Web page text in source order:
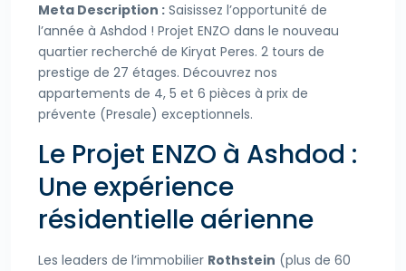
Meta Description : Saisissez l’opportunité de
l’année à Ashdod ! Projet ENZO dans le nouveau
quartier recherché de Kiryat Peres. 2 tours de
prestige de 27 étages. Découvrez nos
appartements de 4, 5 et 6 pièces à prix de
prévente (Presale) exceptionnels.
Le Projet ENZO à Ashdod :
Une expérience
résidentielle aérienne
Les leaders de l’immobilier Rothstein (plus de 60